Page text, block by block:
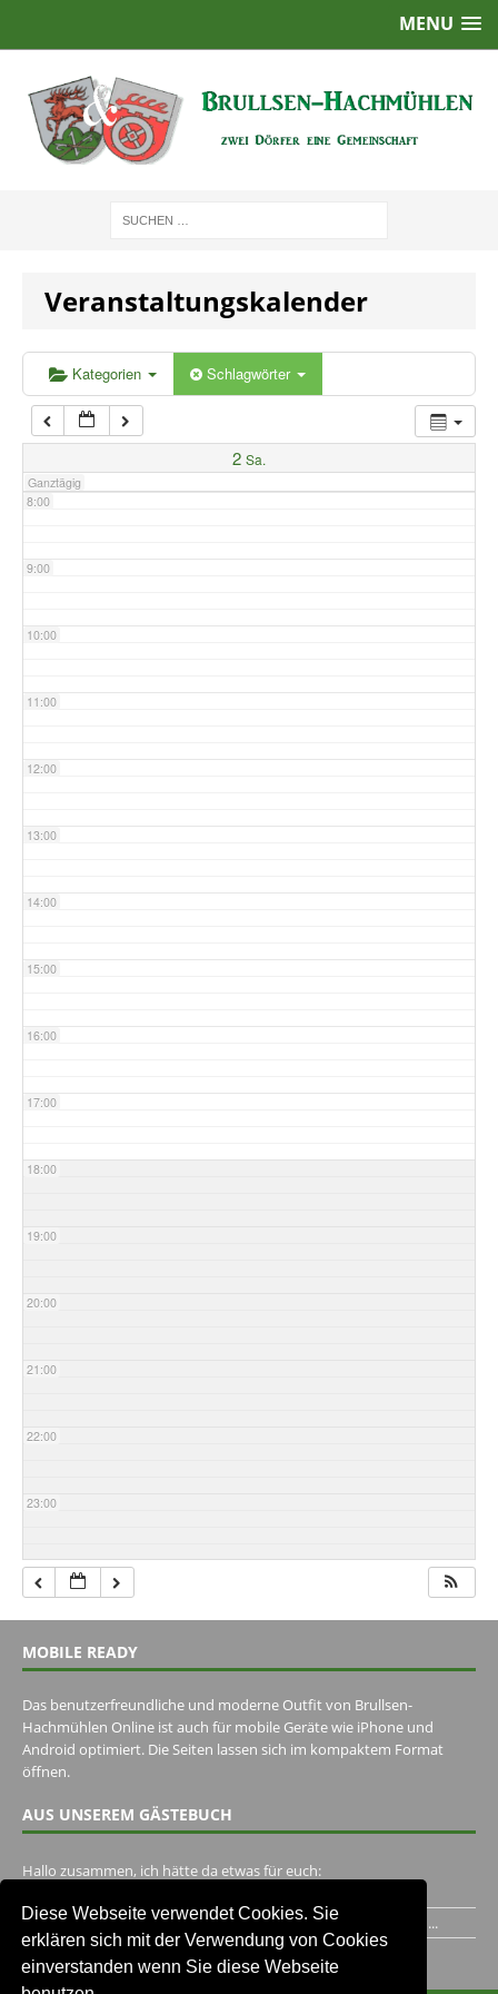
Diese Webseite verwendet Cookies. Sie
erklären sich mit der Verwendung von Cookies
einverstanden wenn Sie diese Webseite
MENU
Veranstaltungskalender
Kategorien Schlagwörter
2 Sa.
Ganztägig
2:00
5:00
6:00
7:00
8:00
9:00
10:00
11:00
12:00
13:00
14:00
15:00
16:00
17:00
18:00
19:00
20:00
21:00
22:00
23:00
MOBILE READY
Das benutzerfreundliche und moderne Outfit von Brullsen-
Hachmühlen Online ist auch für mobile Geräte wie iPhone und
Android optimiert. Die Seiten lassen sich im kompaktem Format
öffnen.
AUS UNSEREM GÄSTEBUCH
Hallo zusammen, ich hätte da etwas für euch:
Ich habe ein Jahr im Gasthaus Hugo Pape verbracht..Habe ihn...
Unser Gästebuch besuchen